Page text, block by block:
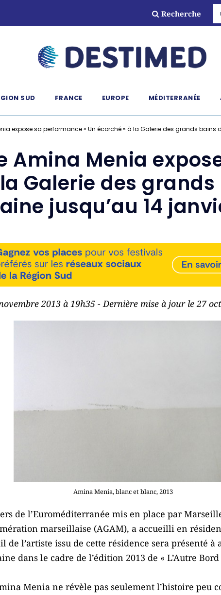
Recherche
SUD FRANCE EUROPE MÉDITERRANÉE
expose sa performance « Un écorché » à la Galerie des grands bains
Amina Menia
Galerie des
jusqu’au 14
2013 à 19h35 - Dernière mise à jour le 27
Amina Menia, blanc et blanc, 2013
de l’Euroméditerranée mis en place par
marseillaise (AGAM), a accueilli en
l’artiste issu de cette résidence sera présenté à
dans le cadre de l’édition 2013 de « L’Autre
Menia ne révèle pas seulement l’histoire peu